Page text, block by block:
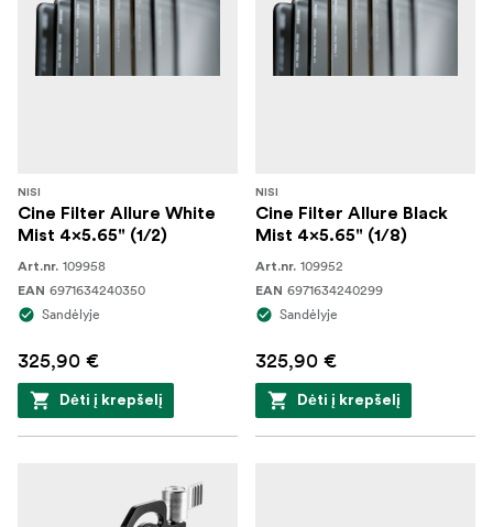
NISI
Cine Filter Allure White
Mist 4x5.65" (1/2)
Art.nr. 109958
EAN 6971634240350
Sandėlyje
325,90 €
Dėti į krepšelį
NISI
Cine Filter Allure Black
Mist 4x5.65" (1/8)
Art.nr. 109952
EAN 6971634240299
Sandėlyje
325,90 €
Dėti į krepšelį